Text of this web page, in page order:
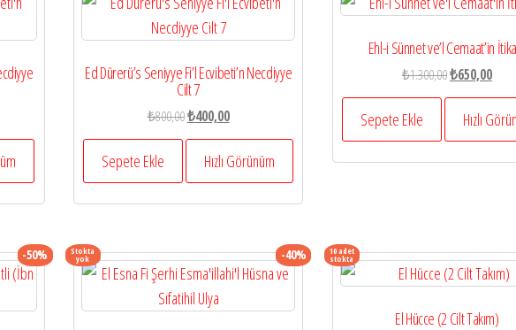
Ed Dürerü’s Seniyye Fi’l Ecvibeti’n Necdiyye
Cilt 7
₺800,00Orijinal
fiyat:
₺800,00.
₺400,00Şu
andaki
fiyat:
₺400,00.
Sepete Ekle Hızlı Görünüm
Ehl-i Sünnet ve’l Cemaat’in
₺1.300,00Orijinal
fiyat:
₺1.300,00.
₺650,00Şu
fiyat:
Sepete Ekle Hızlı
-50% Stokta
yok -40% 10 adet
stokta
El Hücce (2 Cilt Takım)